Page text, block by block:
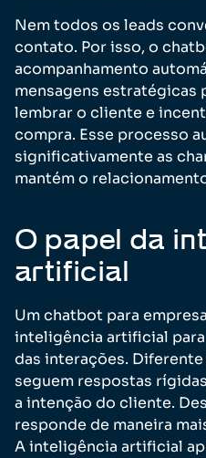
Nem todos os leads
contato. Por isso, o
acompanhamento
mensagens estratégicas
lembrar o cliente e
compra. Esse processo
significativamente as
mantém o
O papel da
artificial
Um chatbot para
inteligência artificial
das interações.
seguem respostas
a intenção do cliente.
responde de maneira
A inteligência artificial